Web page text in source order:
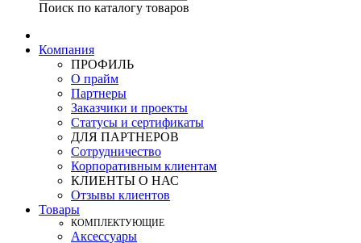
Поиск по каталогу товаров
Компания
ПРОФИЛЬ
О прайм
Партнеры
Заказчики и проекты
Статусы и сертификаты
ДЛЯ ПАРТНЕРОВ
Сотрудничество
Корпоративным клиентам
КЛИЕНТЫ О НАС
Отзывы клиентов
Товары
КOМПЛЕКТУЮЩИЕ
Аксессуары